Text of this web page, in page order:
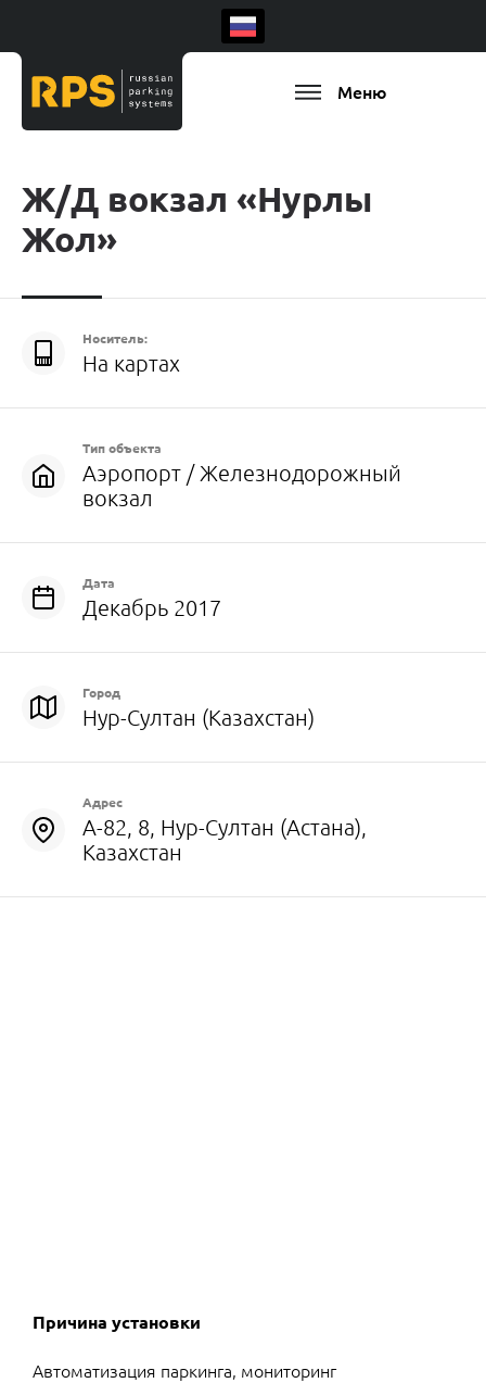
Меню
Ж/Д вокзал «Нурлы
Жол»
Причина установки
Автоматизация паркинга, мониторинг
Носитель:
На картах
Тип объекта
Аэропорт / Железнодорожный
вокзал
Дата
Декабрь 2017
Город
Нур-Султан (Казахстан)
Адрес
А-82, 8, Нур-Султан (Астана),
Казахстан